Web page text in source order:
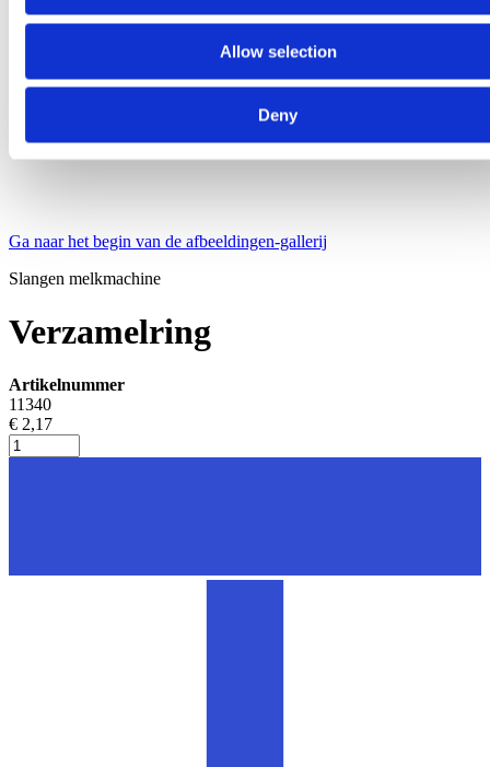
Allow selection
Deny
Ga naar het begin van de afbeeldingen-gallerij
Slangen melkmachine
Verzamelring
Artikelnummer
11340
€ 2,17